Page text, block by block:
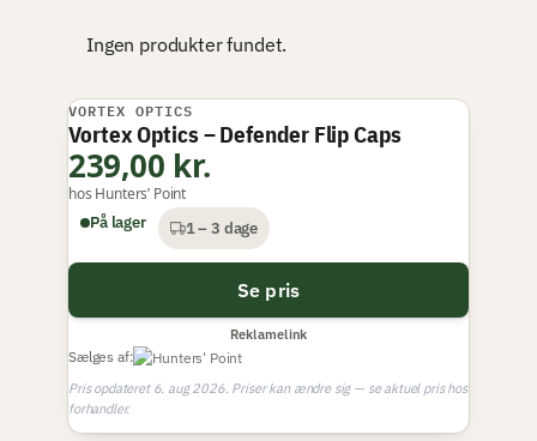
Ingen produkter fundet.
VORTEX OPTICS
Vortex Optics – Defender Flip Caps
239,00 kr.
hos Hunters’ Point
På lager
1 – 3 dage
Se pris
Reklamelink
Sælges af:
Pris opdateret 6. aug 2026. Priser kan ændre sig — se aktuel pris hos
forhandler.